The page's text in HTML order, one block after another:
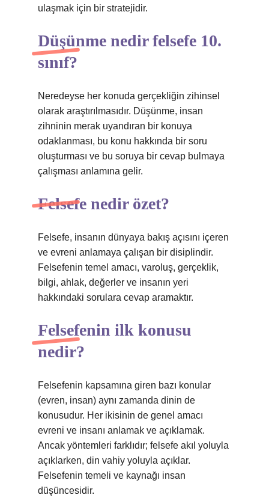
ulaşmak için bir stratejidir.
Düşünme nedir felsefe 10.
sınıf?
Neredeyse her konuda gerçekliğin zihinsel
olarak araştırılmasıdır. Düşünme, insan
zihninin merak uyandıran bir konuya
odaklanması, bu konu hakkında bir soru
oluşturması ve bu soruya bir cevap bulmaya
çalışması anlamına gelir.
Felsefe nedir özet?
Felsefe, insanın dünyaya bakış açısını içeren
ve evreni anlamaya çalışan bir disiplindir.
Felsefenin temel amacı, varoluş, gerçeklik,
bilgi, ahlak, değerler ve insanın yeri
hakkındaki sorulara cevap aramaktır.
Felsefenin ilk konusu
nedir?
Felsefenin kapsamına giren bazı konular
(evren, insan) aynı zamanda dinin de
konusudur. Her ikisinin de genel amacı
evreni ve insanı anlamak ve açıklamak.
Ancak yöntemleri farklıdır; felsefe akıl yoluyla
açıklarken, din vahiy yoluyla açıklar.
Felsefenin temeli ve kaynağı insan
düşüncesidir.